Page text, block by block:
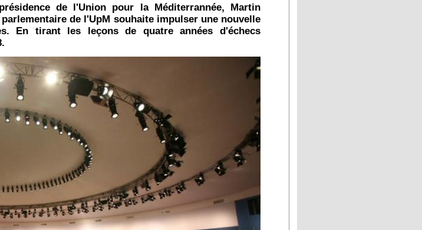
de l'Union pour la Méditerrannée, Martin
de l'UpM souhaite impulser une nouvelle
En tirant les leçons de quatre années d'échecs